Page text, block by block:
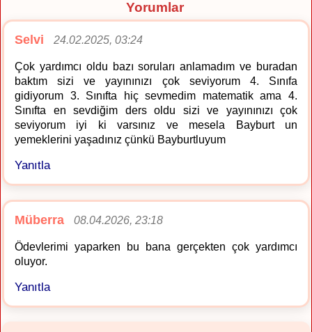
Yorumlar
Selvi 24.02.2025, 03:24
Çok yardımcı oldu bazı soruları anlamadım ve buradan
baktım sizi ve yayınınızı çok seviyorum 4. Sınıfa
gidiyorum 3. Sınıfta hiç sevmedim matematik ama 4.
Sınıfta en sevdiğim ders oldu sizi ve yayınınızı çok
seviyorum iyi ki varsınız ve mesela Bayburt un
yemeklerini yaşadınız çünkü Bayburtluyum
Yanıtla
Müberra 08.04.2026, 23:18
Ödevlerimi yaparken bu bana gerçekten çok yardımcı
oluyor.
Yanıtla